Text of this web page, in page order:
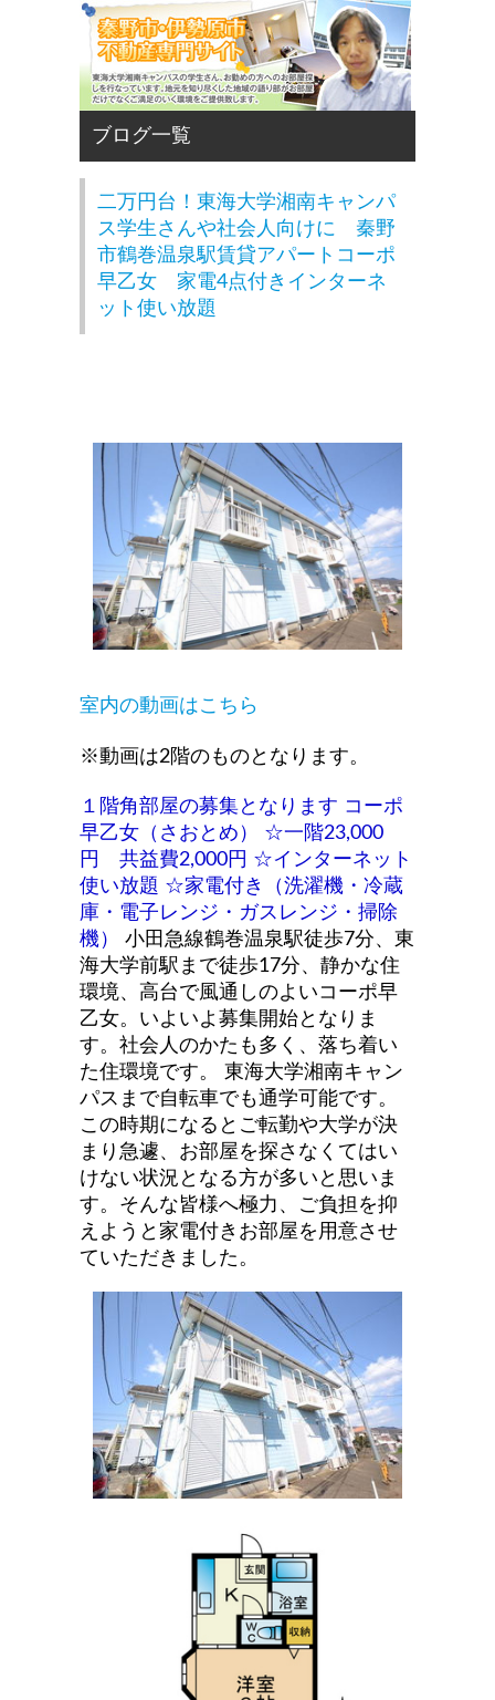
二万円台！東海大学湘南キャンパ
ス学生さんや社会人向けに 秦野
市鶴巻温泉駅賃貸アパートコーポ
早乙女 家電4点付きインターネ
ット使い放題
室内の動画はこちら
※動画は2階のものとなります。
１階角部屋の募集となります コーポ
早乙女（さおとめ）
☆一階23,000
円 共益費2,000円 ☆インターネット
使い放題 ☆家電付き（洗濯機・冷蔵
庫・電子レンジ・ガスレンジ・掃除
機）
小田急線鶴巻温泉駅徒歩7分、東
海大学前駅まで徒歩17分、静かな住
環境、高台で風通しのよいコーポ早
乙女。いよいよ募集開始となりま
す。社会人のかたも多く、落ち着い
た住環境です。
東海大学湘南キャン
パスまで自転車でも通学可能です。
この時期になるとご転勤や大学が決
まり急遽、お部屋を探さなくてはい
けない状況となる方が多いと思いま
す。そんな皆様へ極力、ご負担を抑
えようと家電付きお部屋を用意させ
ていただきました。